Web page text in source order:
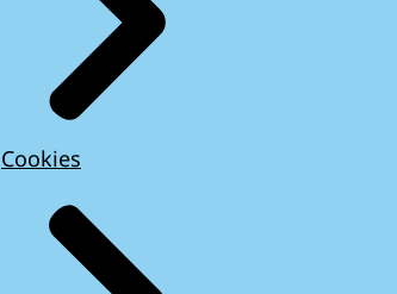
Cookies